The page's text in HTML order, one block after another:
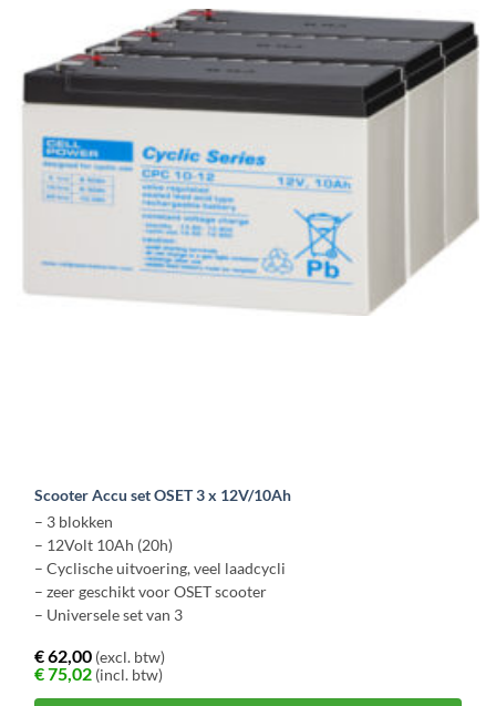
Scooter Accu set OSET 3 x 12V/10Ah
– 3 blokken
– 12Volt 10Ah (20h)
– Cyclische uitvoering, veel laadcycli
– zeer geschikt voor OSET scooter
– Universele set van 3
€62,00 (excl. btw)
€75,02 (incl. btw)